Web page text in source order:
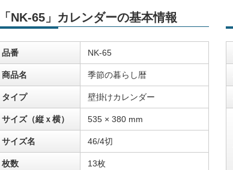
「NK-65」カレンダーの基本情報
品番 NK-65
商品名 季節の暮らし暦
タイプ 壁掛けカレンダー
サイズ（縦ｘ横） 535 × 380 mm
サイズ名 46/4切
枚数 13枚